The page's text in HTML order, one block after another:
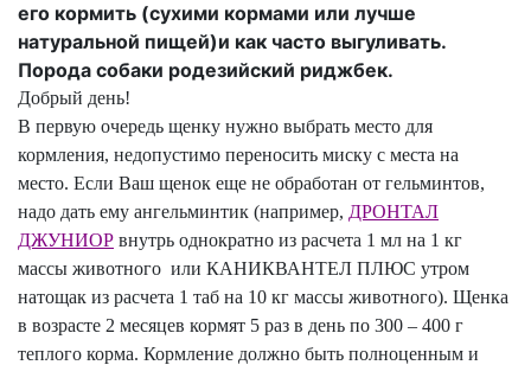
его кормить (сухими кормами или лучше
натуральной пищей)и как часто выгуливать.
Порода собаки родезийский риджбек.
Добрый день!
В первую очередь щенку нужно выбрать место для
кормления, недопустимо переносить миску с места на
место. Если Ваш щенок еще не обработан от гельминтов,
надо дать ему ангельминтик (например, ДРОНТАЛ
ДЖУНИОР внутрь однократно из расчета 1 мл на 1 кг
массы животного или КАНИКВАНТЕЛ ПЛЮС утром
натощак из расчета 1 таб на 10 кг массы животного). Щенка
в возрасте 2 месяцев кормят 5 раз в день по 300 – 400 г
теплого корма. Кормление должно быть полноценным и